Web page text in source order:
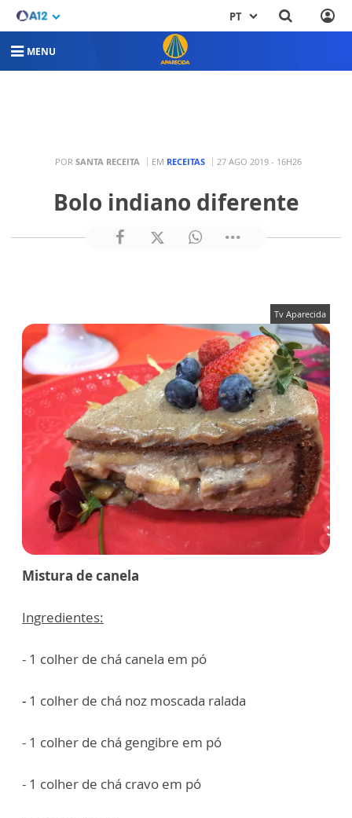
PT
MENU
POR SANTA RECEITA EM RECEITAS 27 AGO 2019 - 16H26
Bolo indiano diferente
Tv Aparecida
Mistura de canela
Ingredientes:
- 1 colher de chá canela em pó
- 1 colher de chá noz moscada ralada
- 1 colher de chá gengibre em pó
- 1 colher de chá cravo em pó